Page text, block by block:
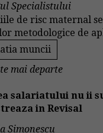
Specialistului
de risc maternal
metodologice de
muncii
mai departe
salariatului nu ii
in Revisal
Simonescu